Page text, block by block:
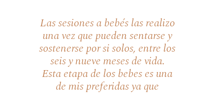
Las sesiones a bebés las realizo
una vez que pueden sentarse y
sostenerse por si solos, entre los
seis y nueve meses de vida.
Esta etapa de los bebes es una
de mis preferidas ya que